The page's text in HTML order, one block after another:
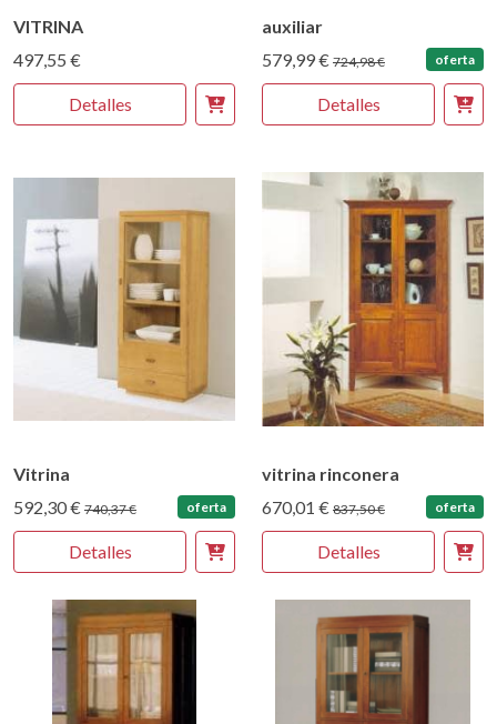
VITRINA
497,55 €
Detalles
auxiliar
579,99 € 724,98 € oferta
Detalles
Vitrina
592,30 € 740,37 € oferta
Detalles
vitrina rinconera
670,01 € 837,50 € oferta
Detalles